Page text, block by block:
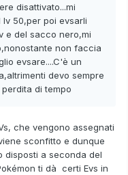
disattivato...mi
50,per poi evsarli
e del sacco nero,mi
non faccia
evsare....C'è un
devo sempre
di tempo
che vengono assegnati
sconfitto e dunque
disposti a seconda del
ti dà certi Evs in